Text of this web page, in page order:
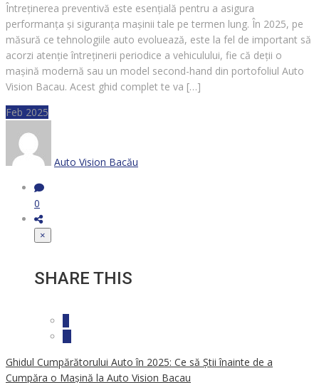
Întreținerea preventivă este esențială pentru a asigura
performanța și siguranța mașinii tale pe termen lung. În 2025, pe
măsură ce tehnologiile auto evoluează, este la fel de important să
acorzi atenție întreținerii periodice a vehiculului, fie că deții o
mașină modernă sau un model second-hand din portofoliul Auto
Vision Bacau. Acest ghid complet te va […]
Feb 2025
Auto Vision Bacău
0
×
SHARE THIS
Ghidul Cumpărătorului Auto în 2025: Ce să Știi înainte de a
Cumpăra o Mașină la Auto Vision Bacau